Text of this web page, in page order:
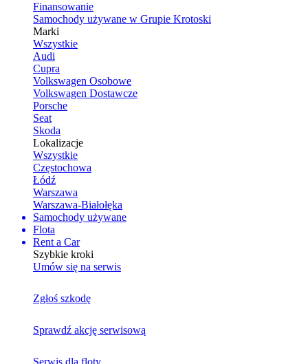
Finansowanie
Samochody używane w Grupie Krotoski
Marki
Wszystkie
Audi
Cupra
Volkswagen Osobowe
Volkswagen Dostawcze
Porsche
Seat
Skoda
Lokalizacje
Wszystkie
Częstochowa
Łódź
Warszawa
Warszawa-Białołęka
Samochody używane
Flota
Rent a Car
Szybkie kroki
Umów się na serwis
Zgłoś szkodę
Sprawdź akcję serwisową
Serwis dla floty